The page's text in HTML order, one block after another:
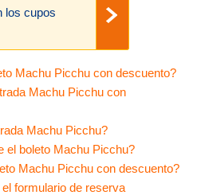
los cupos
Machu Picchu con descuento?
Machu Picchu con
Machu Picchu?
el boleto Machu Picchu?
Machu Picchu con descuento?
formulario de reserva